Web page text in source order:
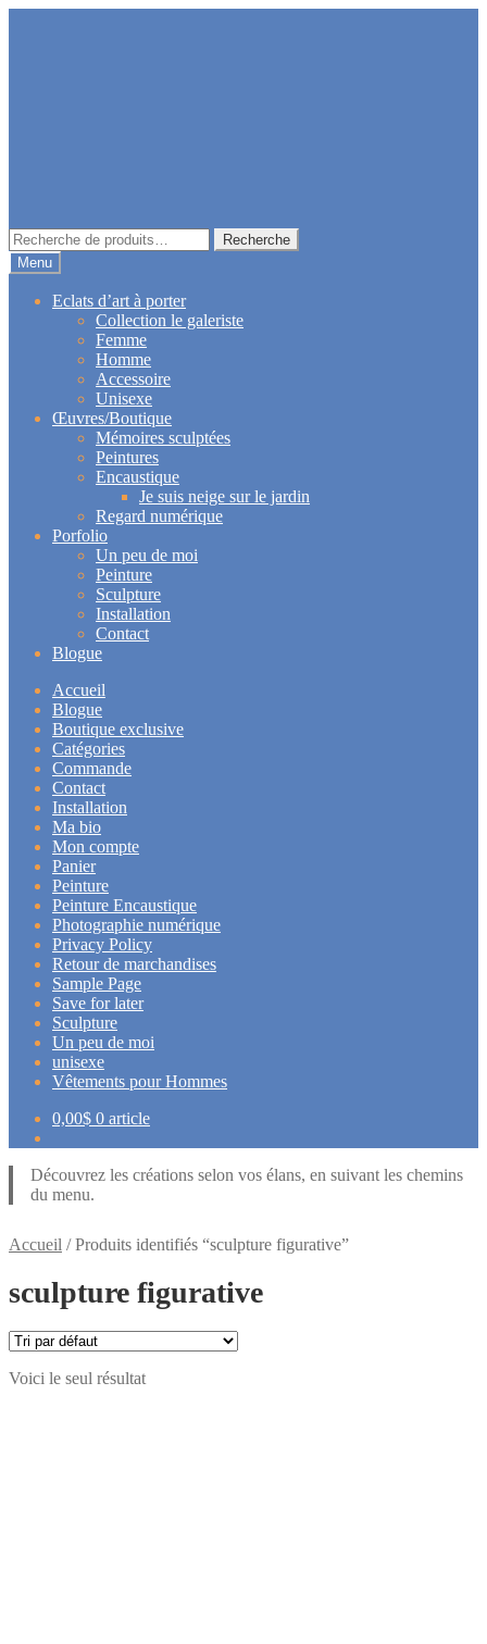
Recherche
pour :
Recherche
Menu
Eclats d’art à porter
Collection le galeriste
Femme
Homme
Accessoire
Unisexe
Œuvres/Boutique
Mémoires sculptées
Peintures
Encaustique
Je suis neige sur le jardin
Regard numérique
Porfolio
Un peu de moi
Peinture
Sculpture
Installation
Contact
Blogue
Accueil
Blogue
Boutique exclusive
Catégories
Commande
Contact
Installation
Ma bio
Mon compte
Panier
Peinture
Peinture Encaustique
Photographie numérique
Privacy Policy
Retour de marchandises
Sample Page
Save for later
Sculpture
Un peu de moi
unisexe
Vêtements pour Hommes
0,00$ 0 article
Découvrez les créations selon vos élans, en suivant les chemins
du menu.
Accueil /Produits identifiés “sculpture figurative”
sculpture figurative
Voici le seul résultat